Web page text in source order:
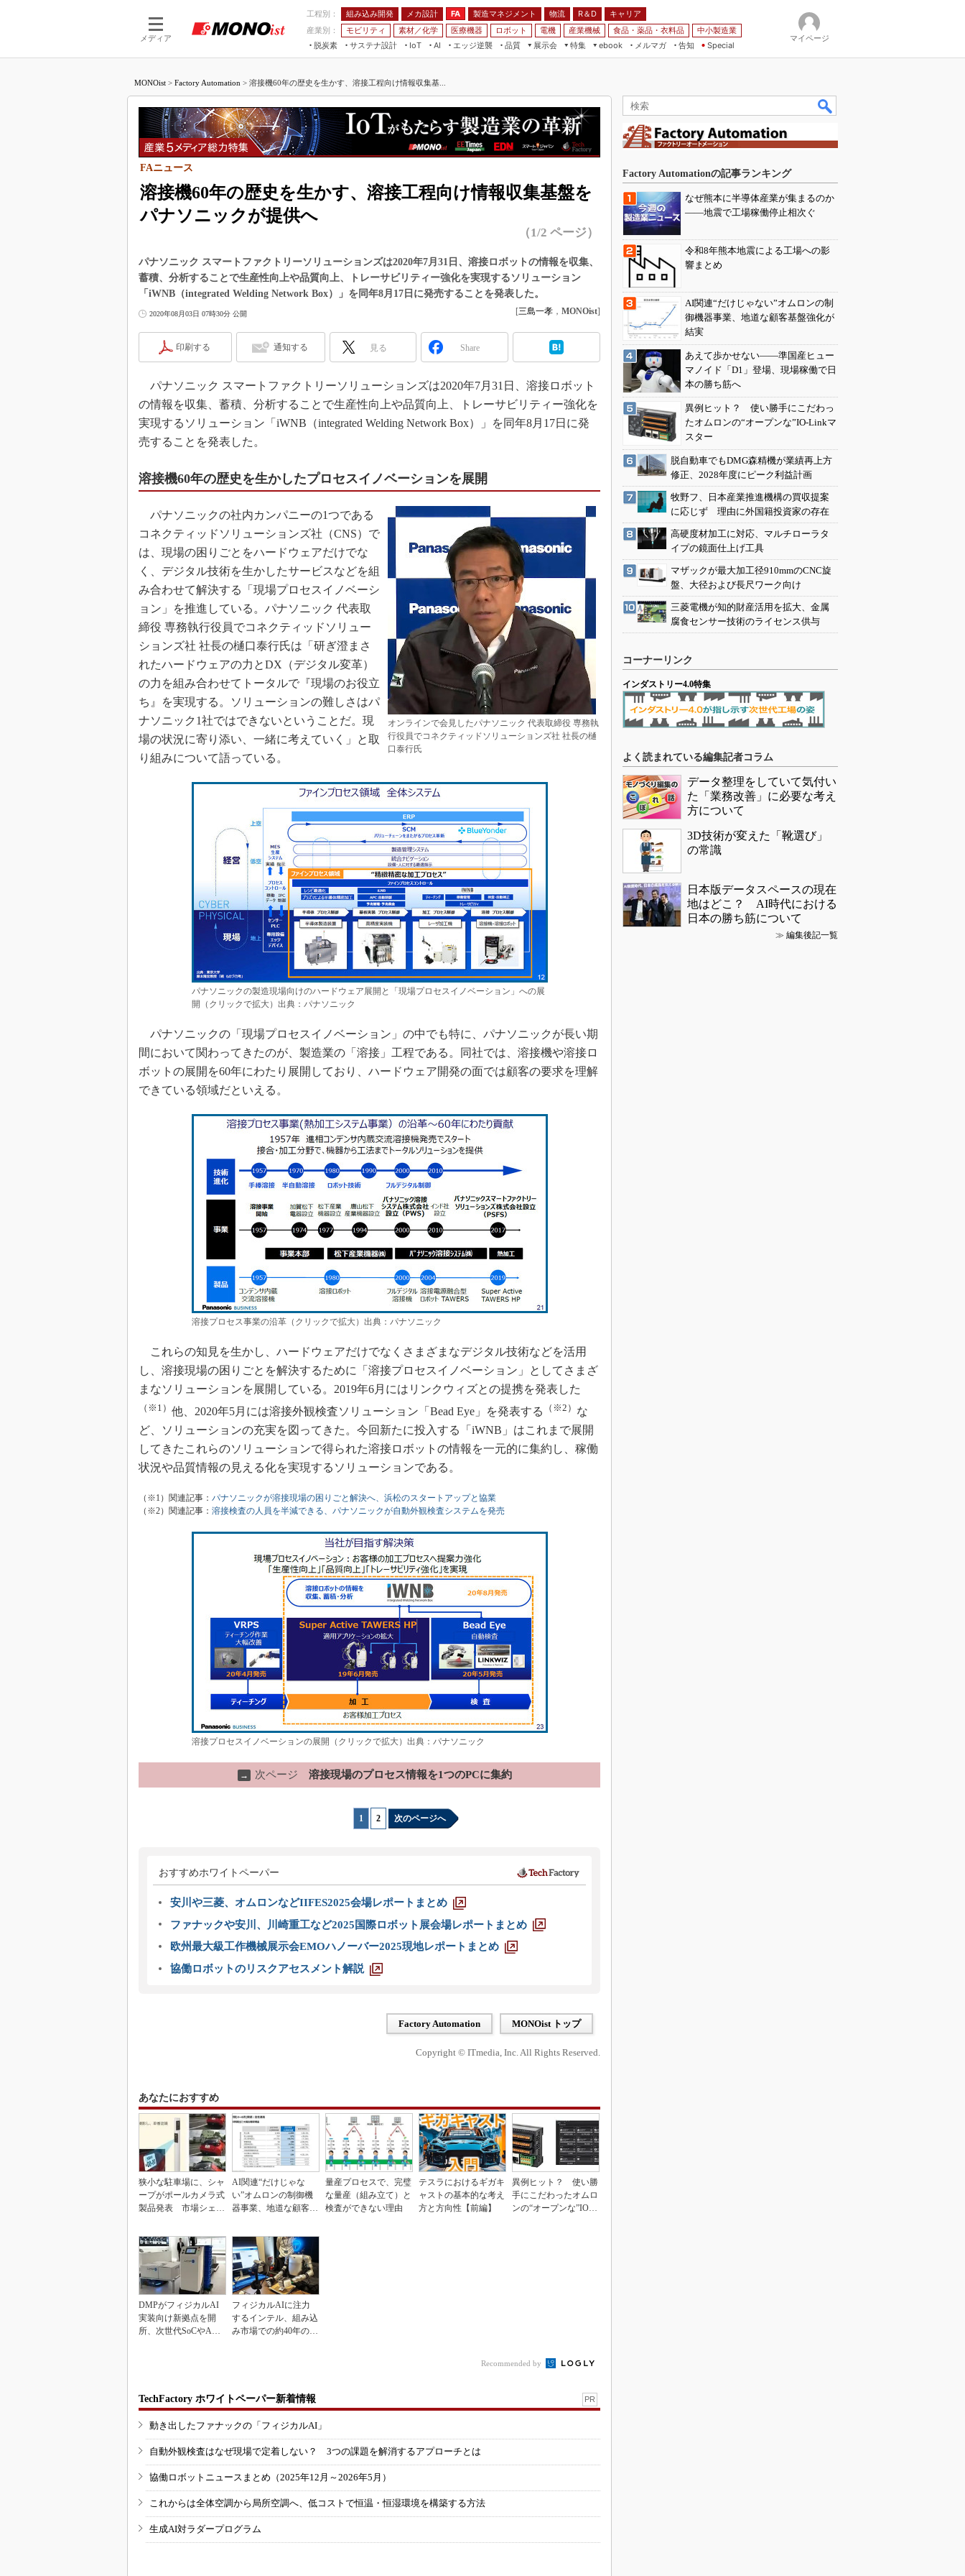
メディア
工程別： 組み込み開発 メカ設計 FA 製造マネジメント 物流 R＆D
キャリア
産業別：
モビリティ 素材／化学 医療機器 ロボット 電機 産業機械 食品・薬品・衣料品
中小製造業
脱炭素
サステナ設計
IoT
つながる工場
つながるサービス
AI
AI×設備保全
Physical AI
エッジ逆襲 品質
展示会
JIMTOF
組込み/エッジ コンピューティング
展＆IoT/5Gソリューション展
IIFES
国際ロボット展
ジャパンモビリティショー
TECHNO-FRONTIER
EdgeTech+
日本ものづくりワールド
産業オープンネット展
特集
つながるクルマ
5G
VR／AR
フィールドサービス
組み込み画像技術
車載ソフト開発
ISO26262
デジタルツインとCAE
インダストリー4.0
植物工場
知財マネジメント
グローバル設計・開発
制御セキュリティ
新型コロナへの対応
ebook
製造マネジメント
FA
モビリティ
メルマガ
告知 Special
マイページ
MONOist > Factory Automation > 溶接機60年の歴史を生かす、溶接工程向け情報収集基...
溶接機60年の歴史を生かす、溶接工程向け情報収集基盤を
パナソニックが提供へ
FAニュース
（1/2 ページ）
パナソニック スマートファクトリーソリューションズは2020年7月31日、溶接ロボットの情報を収集、
蓄積、分析することで生産性向上や品質向上、トレーサビリティー強化を実現するソリューション
「iWNB（integrated Welding Network Box）」を同年8月17日に発売することを発表した。
2020年08月03日 07時30分 公開 [三島一孝 ， MONOist]
印刷する 通知する 見る Share
パナソニック スマートファクトリーソリューションズは2020年7月31日、溶接ロボット
の情報を収集、蓄積、分析することで生産性向上や品質向上、トレーサビリティー強化を
実現するソリューション「iWNB（integrated Welding Network Box）」を同年8月17日に発
売することを発表した。
溶接機60年の歴史を生かしたプロセスイノベーションを展開
オンラインで会見したパナソニック 代表取締役 専務執
行役員でコネクティッドソリューションズ社 社長の樋
口泰行氏
パナソニックの社内カンパニーの1つである
コネクティッドソリューションズ社（CNS）で
は、現場の困りごとをハードウェアだけでな
く、デジタル技術を生かしたサービスなどを組
み合わせて解決する「現場プロセスイノベーシ
ョン」を推進している。パナソニック 代表取
締役 専務執行役員でコネクティッドソリュー
ションズ社 社長の樋口泰行氏は「研ぎ澄まさ
れたハードウェアの力とDX（デジタル変革）
の力を組み合わせてトータルで『現場のお役立
ち』を実現する。ソリューションの難しさはパ
ナソニック1社ではできないということだ。現
場の状況に寄り添い、一緒に考えていく」と取
り組みについて語っている。
パナソニックの製造現場向けのハードウェア展開と「現場プロセスイノベーション」への展
開（クリックで拡大）出典：パナソニック
パナソニックの「現場プロセスイノベーション」の中でも特に、パナソニックが長い期
間において関わってきたのが、製造業の「溶接」工程である。同社では、溶接機や溶接ロ
ボットの展開を60年にわたり展開しており、ハードウェア開発の面では顧客の要求を理解
できている領域だといえる。
溶接プロセス事業の沿革（クリックで拡大）出典：パナソニック
これらの知見を生かし、ハードウェアだけでなくさまざまなデジタル技術などを活用
し、溶接現場の困りごとを解決するために「溶接プロセスイノベーション」としてさまざ
まなソリューションを展開している。2019年6月にはリンクウィズとの提携を発表した
（※1） 他、2020年5月には溶接外観検査ソリューション「Bead Eye」を発表する （※2） な
ど、ソリューションの充実を図ってきた。今回新たに投入する「iWNB」はこれまで展開
してきたこれらのソリューションで得られた溶接ロボットの情報を一元的に集約し、稼働
状況や品質情報の見える化を実現するソリューションである。
（※1）関連記事： パナソニックが溶接現場の困りごと解決へ、浜松のスタートアップと協業
（※2）関連記事： 溶接検査の人員を半減できる、パナソニックが自動外観検査システムを発売
溶接プロセスイノベーションの展開（クリックで拡大）出典：パナソニック
→ 次ページ 溶接現場のプロセス情報を1つのPCに集約
1 2 次のページへ
おすすめホワイトペーパー
安川や三菱、オムロンなどIIFES2025会場レポートまとめ
ファナックや安川、川崎重工など2025国際ロボット展会場レポートまとめ
欧州最大級工作機械展示会EMOハノーバー2025現地レポートまとめ
協働ロボットのリスクアセスメント解説
Factory Automation MONOist トップ
Copyright © ITmedia, Inc. All Rights Reserved.
あなたにおすすめ
狭小な駐車場に、シャ
ープがポールカメラ式
製品発表 市場シェア
AI関連“だけじゃな
い”オムロンの制御機
器事業、地道な顧客基
量産プロセスで、完璧
な量産（組み立て）と
検査ができない理由
テスラにおけるギガキ
ャストの基本的な考え
方と方向性【前編】
異例ヒット？ 使い勝
手にこだわったオムロ
ンの“オープンな”IO-L
DMPがフィジカルAI
実装向け新拠点を開
所、次世代SoCやAM
フィジカルAIに注力
するインテル、組み込
み市場での約40年の実
Recommended by
TechFactory ホワイトペーパー新着情報 PR
動き出したファナックの「フィジカルAI」
自動外観検査はなぜ現場で定着しない？ 3つの課題を解消するアプローチとは
協働ロボットニュースまとめ（2025年12月～2026年5月）
これからは全体空調から局所空調へ、低コストで恒温・恒湿環境を構築する方法
生成AI対ラダープログラム
Factory Automationの記事ランキング
なぜ熊本に半導体産業が集まるのか
――地震で工場稼働停止相次ぐ
令和8年熊本地震による工場への影
響まとめ
AI関連“だけじゃない”オムロンの制
御機器事業、地道な顧客基盤強化が
結実
あえて歩かせない――準国産ヒュー
マノイド「D1」登場、現場稼働で日
本の勝ち筋へ
異例ヒット？ 使い勝手にこだわっ
たオムロンの“オープンな”IO-Linkマ
スター
脱自動車でもDMG森精機が業績再上方
修正、2028年度にピーク利益計画
牧野フ、日本産業推進機構の買収提案
に応じず 理由に外国籍投資家の存在
高硬度材加工に対応、マルチローラタ
イプの鏡面仕上げ工具
マザックが最大加工径910mmのCNC旋
盤、大径および長尺ワーク向け
三菱電機が知的財産活用を拡大、金属
腐食センサー技術のライセンス供与
コーナーリンク
インダストリー4.0特集
よく読まれている編集記者コラム
データ整理をしていて気付い
た「業務改善」に必要な考え
方について
3D技術が変えた「靴選び」
の常識
日本版データスペースの現在
地はどこ？ AI時代における
日本の勝ち筋について
≫ 編集後記一覧